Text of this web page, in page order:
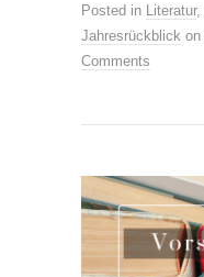
Posted in Literatur,
Jahresrückblick on
Comments